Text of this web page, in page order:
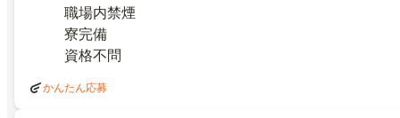
職場内禁煙
寮完備
資格不問
かんたん応募